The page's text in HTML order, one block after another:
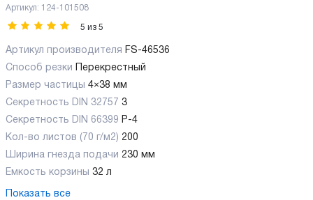
Артикул: 124-101508
5 из 5
Артикул производителя FS-46536
Способ резки
Перекрестный
Размер частицы 4×38 мм
Секретность DIN 32757 3
Секретность DIN 66399 P-4
Кол-во листов (70 г/м2) 200
Ширина гнезда подачи 230 мм
Емкость корзины 32 л
Показать все